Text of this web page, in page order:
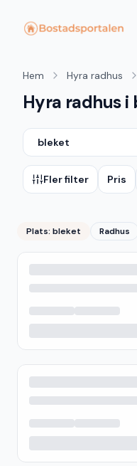
Hem Hyra radhus
Hyra radhus i
bleket
Fler filter Pris
Plats: bleket Radhus